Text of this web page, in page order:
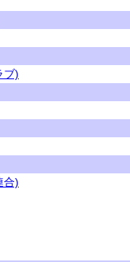
ブ)
合)